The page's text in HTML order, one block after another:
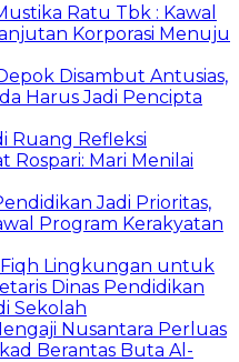
Ratu Tbk : Kawal
Korporasi Menuju
Disambut Antusias,
Harus Jadi Pencipta
Ruang Refleksi
Rospari: Mari Menilai
Jadi Prioritas,
Program Kerakyatan
Fiqh Lingkungan untuk
Dinas Pendidikan
Sekolah
Nusantara Perluas
Berantas Buta Al-